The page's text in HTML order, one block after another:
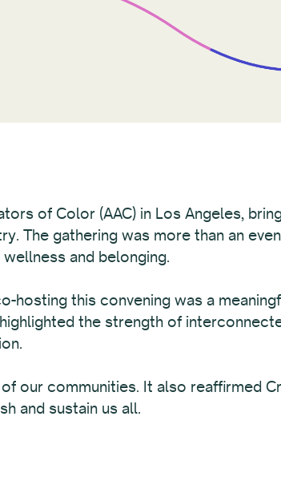
of Color (AAC) in Los Angeles,
The gathering was more than an
and belonging.
hosting this convening was a
the strength of
our communities. It also reaffirmed
and sustain us all.